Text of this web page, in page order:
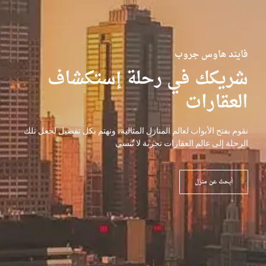
فايند هاوس جروب
شريكك في رحلة إستكشاف
العقارات
نقوم بفتح الأبواب لعالم المنازل المثالية، ونهتم بكل تفصيل لجعل تلك
الرحلة إلى عالم العقارات تجربة لا تُنسى
أبحث عن منزل